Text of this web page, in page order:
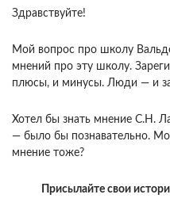
Здравствуйте!
Мой вопрос про школу
мнений про эту школу.
плюсы, и минусы. Люди — и
Хотел бы знать мнение С.Н.
— было бы познавательно.
мнение тоже?
Присылайте свои